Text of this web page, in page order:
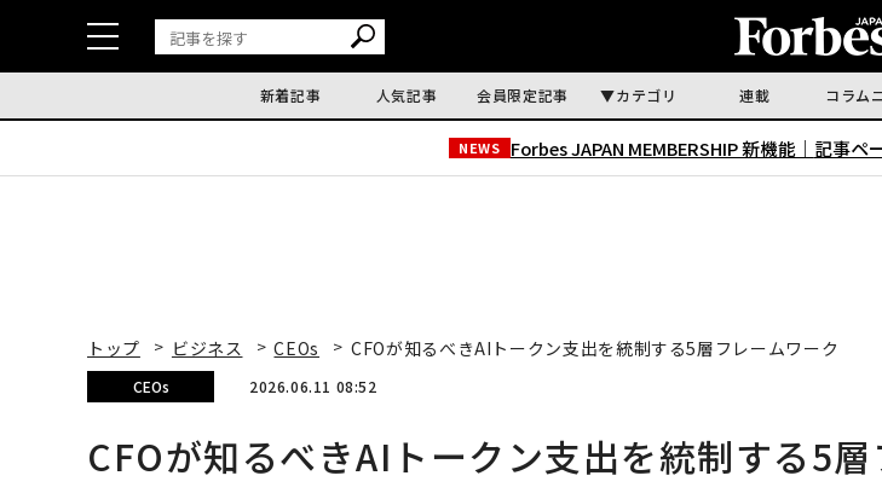
新着記事 人気記事 会員限定記事 カテゴリ 連載 コラム
NEWS Forbes JAPAN MEMBERSHIP 新機能｜ 記事ペ
トップ ビジネス CEOs CFOが知るべきAIトークン支出を統制する5層フレームワーク
CEOs 2026.06.11 08:52
CFOが知るべきAIトークン支出を統制する5層